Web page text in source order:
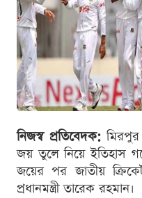
নিজস্ব প্রতিবেদক: মিরপুর
জয় তুলে নিয়ে ইতিহাস
জয়ের পর জাতীয়
প্রধানমন্ত্রী তারেক রহমান।